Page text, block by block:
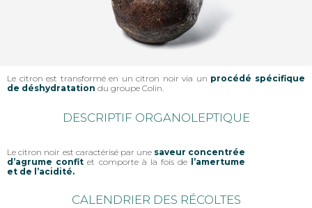
Le citron est transformé en un citron noir via un procédé spécifique
de déshydratation du groupe Colin.
DESCRIPTIF ORGANOLEPTIQUE
Le citron noir est caractérisé par une saveur concentrée
d’agrume confit et comporte à la fois de l’amertume
et de l’acidité.
CALENDRIER DES RÉCOLTES